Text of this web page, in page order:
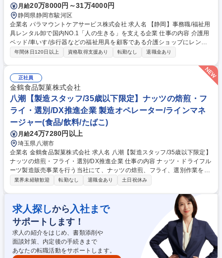
月給20万8000円～31万4000円
静岡県静岡市駿河区
企業名 パラマウントケアサービス株式会社 求人名 【静岡】事務職/福祉用
具レンタル卸で国内NO.1「人の生きる」を支える企業 仕事の内容 介護用
ベッド/車いす/歩行器などの福祉用具を顧客である介護ショップにレンタ
ルする際の事務作業全般を中心に担当。営業のサポート業務から顧客対応
との電話や来客対応次第では、拠点の営業成績に貢献できる介在価値の高
い仕事です。そのため、事務作業だけでなく、人と接することで周りの人
をサポート・業績に間接的に関与していけることがやりがいです。ルーチ
ンワークの中にも、自分だけの色を出していけるのが、この仕事の面白み
でもあります。 ※変更範囲：無し（ただし本人の希望がある場合かつ職種
転換された場合は当社業務全般） 募集職種 【静岡】事務職/福祉用具レン
タル卸で国内NO.1「人の生きる」を支える企業
年間休日120日以上 資格取得支援あり 転勤なし 退職金あり
正社員
金鶴食品製菓株式会社
八潮【製造スタッフ/35歳以下限定】ナッツの焙煎・フ
ライ・選別/DX推進企業 製造オペレーター/ラインマネ
ージャー(食品/飲料/たばこ)
月給24万7280円以上
埼玉県八潮市
企業名 金鶴食品製菓株式会社 求人名 八潮【製造スタッフ/35歳以下限定】
ナッツの焙煎・フライ・選別/DX推進企業 仕事の内容 ナッツ・ドライフル
ーツ製造販売事業を行う当社にて、ナッツの焙煎、フライ、選別作業をお
任せ。具体的には、大型ロースターやフライヤーの操作、品質基準に基づ
機・フライヤーの温度・時間設定と操作 ■色味、香り、食感のチェック
（五感とデータを駆使した品質確認） ■異物混入を防ぐための厳格な選別
作業および検品 ■生産計画に基づいた機械の洗浄・メンテナンス ★IoT導
入により、焙煎データの可視化を推進中。経験を数値で裏付け、効率的に
技術習得が可能です。 募集職種 八潮【製造スタッフ/35歳以下限定】ナッ
ツの焙煎・フライ・選別/DX推進企業
業界未経験歓迎 転勤なし 退職金あり 土日祝休み
求人探しから 入社まで
サポートします！
求人の紹介をはじめ、書類添削や
面談対策、内定後の手続きまで
あなたの転職活動をサポートします。